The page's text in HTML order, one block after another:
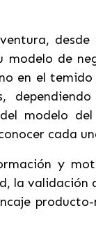
de
en el
modelo del
cada
y
la validación